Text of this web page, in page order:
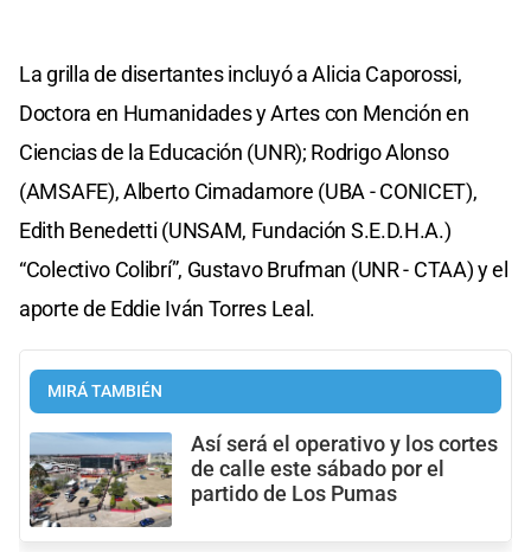
La grilla de disertantes incluyó a Alicia Caporossi,
Doctora en Humanidades y Artes con Mención en
Ciencias de la Educación (UNR); Rodrigo Alonso
(AMSAFE), Alberto Cimadamore (UBA - CONICET),
Edith Benedetti (UNSAM, Fundación S.E.D.H.A.)
“Colectivo Colibrí”, Gustavo Brufman (UNR - CTAA) y el
aporte de Eddie Iván Torres Leal.
MIRÁ TAMBIÉN
Así será el operativo y los cortes
de calle este sábado por el
partido de Los Pumas